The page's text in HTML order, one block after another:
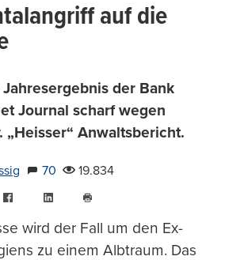
auf die
der Bank
Journal scharf wegen
„Heisser“ Anwaltsbericht.
70
19.834
FacebookLinkedIn
drucken
wird der Fall um den Ex-
zu einem Albtraum. Das